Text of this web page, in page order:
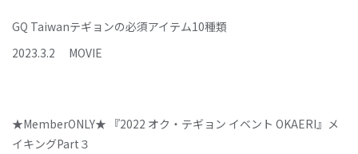
GQ Taiwanテギョンの必須アイテム10種類
2023.3.2 MOVIE
★MemberONLY★ 『2022 オク・テギョン イベント OKAERI』メ
イキングPart３